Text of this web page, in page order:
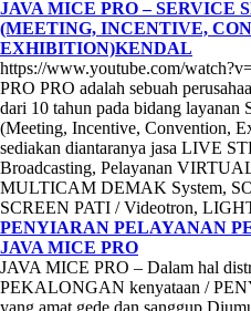
JAVA MICE PRO – SERVICE
(MEETING, INCENTIVE,
EXHIBITION)KENDAL
https://www.youtube.com/
PRO PRO adalah sebuah
dari 10 tahun pada bidang layanan
(Meeting, Incentive, Convention,
sediakan diantaranya jasa LIVE
Broadcasting, Pelayanan
MULTICAM DEMAK System,
SCREEN PATI / Videotron,
PENYIARAN PELAYANAN
JAVA MICE PRO
JAVA MICE PRO – Dalam hal
PEKALONGAN kenyataan /
yang amat gede dan sanggup